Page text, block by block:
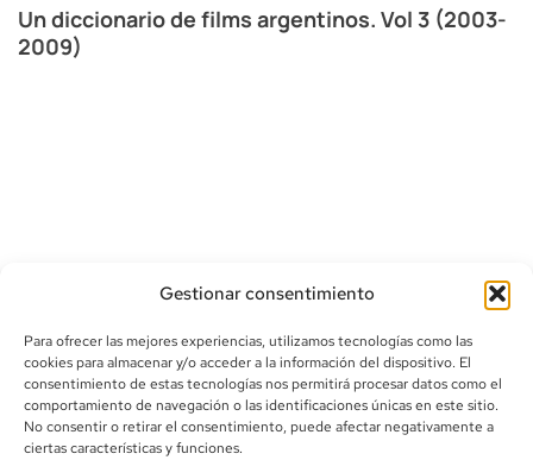
Gestionar consentimiento
Para ofrecer las mejores experiencias, utilizamos tecnologías como las
cookies para almacenar y/o acceder a la información del dispositivo. El
consentimiento de estas tecnologías nos permitirá procesar datos como el
comportamiento de navegación o las identificaciones únicas en este sitio.
No consentir o retirar el consentimiento, puede afectar negativamente a
ciertas características y funciones.
Un diccionario de films argentinos. Vol 3 (2003-
2009)
info@canoalibros.com
pedidos@canoalibros.com